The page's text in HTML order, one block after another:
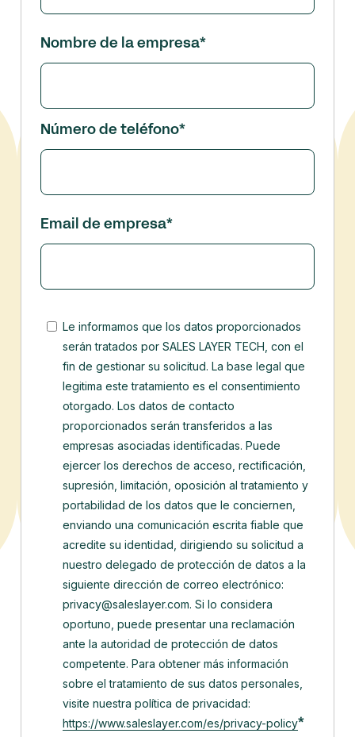
Nombre de la empresa*
Número de teléfono*
Email de empresa*
Le informamos que los datos proporcionados
serán tratados por SALES LAYER TECH, con el
fin de gestionar su solicitud. La base legal que
legitima este tratamiento es el consentimiento
otorgado. Los datos de contacto
proporcionados serán transferidos a las
empresas asociadas identificadas. Puede
ejercer los derechos de acceso, rectificación,
supresión, limitación, oposición al tratamiento y
portabilidad de los datos que le conciernen,
enviando una comunicación escrita fiable que
acredite su identidad, dirigiendo su solicitud a
nuestro delegado de protección de datos a la
siguiente dirección de correo electrónico:
privacy@saleslayer.com. Si lo considera
oportuno, puede presentar una reclamación
ante la autoridad de protección de datos
competente. Para obtener más información
sobre el tratamiento de sus datos personales,
visite nuestra política de privacidad:
https://www.saleslayer.com/es/privacy-policy*